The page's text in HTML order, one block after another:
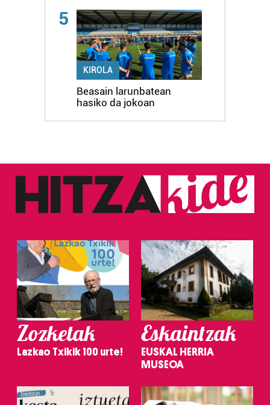
5
KIROLA
Beasain larunbatean
hasiko da jokoan
Zozketak
Lazkao Txikik 100 urte!
Eskaintzak
EUSKAL HERRIA
MUSEOA